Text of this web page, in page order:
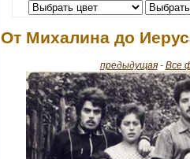
От Михалина до
предыдущая- Все